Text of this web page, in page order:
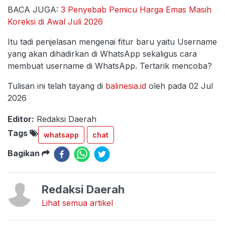
BACA JUGA: 3 Penyebab Pemicu Harga Emas Masih
Koreksi di Awal Juli 2026
Itu tadi penjelasan mengenai fitur baru yaitu Username
yang akan dihadirkan di WhatsApp sekaligus cara
membuat username di WhatsApp. Tertarik mencoba?
Tulisan ini telah tayang di balinesia.id oleh pada 02 Jul
2026
Editor: Redaksi Daerah
Tags
whatsapp chat
Bagikan
Redaksi Daerah
Lihat semua artikel